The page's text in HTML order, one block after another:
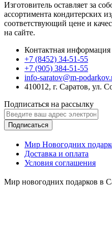
Изготовитель оставляет за
ассортимента кондитерских
соответствующий цене и
на сайте.
Контактная информация
+7 (8452) 34-51-55
+7 (905) 384-51-55
info-saratov@m-
410012, г. Саратов, ул.
Подписаться на рассылку
Подписаться
Мир Новогодних
Доставка и оплата
Условия соглашения
Мир новогодних подарков в